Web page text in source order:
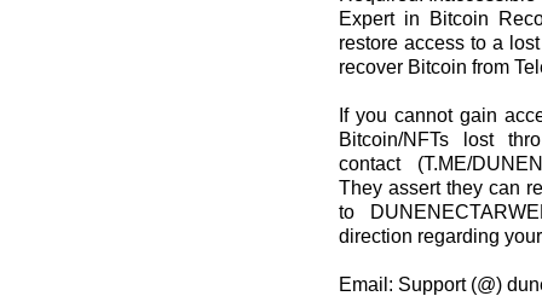
Expert in Bitcoin
restore access to a
recover Bitcoin from
If you cannot gain
Bitcoin/NFTs lost
contact (T.ME/
They assert they can
to
direction regarding
Email: Support (@)